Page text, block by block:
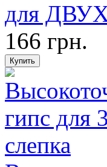
для ДВУХ
166 грн.